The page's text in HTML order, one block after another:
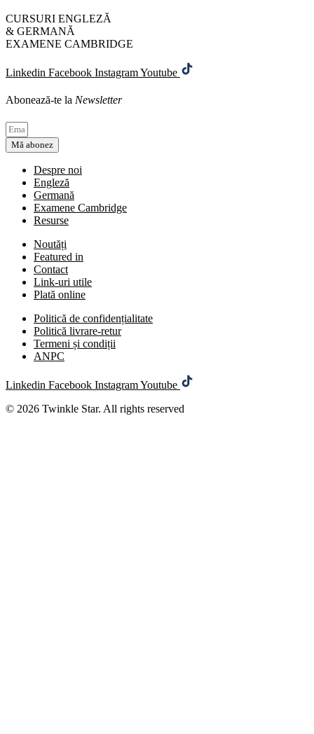
CURSURI ENGLEZĂ
& GERMANĂ
EXAMENE CAMBRIDGE
Linkedin Facebook InstagramYoutube
Abonează-te la Newsletter
Mă abonez
Despre noi
Engleză
Germană
Examene Cambridge
Resurse
Noutăți
Featured in
Contact
Link-uri utile
Plată online
Politică de confidențialitate
Politică livrare-retur
Termeni și condiții
ANPC
Linkedin Facebook InstagramYoutube
© 2026 Twinkle Star. All rights reserved